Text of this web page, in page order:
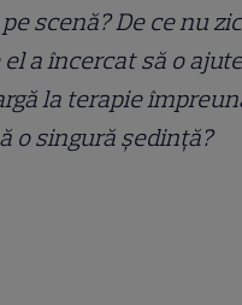
scenă? De ce nu
a încercat să o
la terapie
o singură ședință?